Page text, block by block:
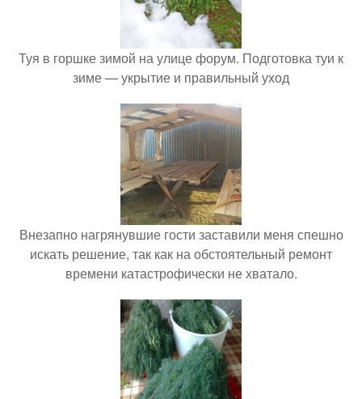
Туя в горшке зимой на улице форум. Подготовка туи к
зиме — укрытие и правильный уход
Внезапно нагрянувшие гости заставили меня спешно
искать решение, так как на обстоятельный ремонт
времени катастрофически не хватало.